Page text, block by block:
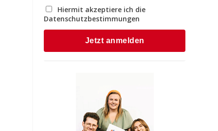
Hiermit akzeptiere ich die
Datenschutzbestimmungen